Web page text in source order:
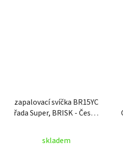
zapalovací svíčka BR15YC
řada Super, BRISK - Česká
skladem